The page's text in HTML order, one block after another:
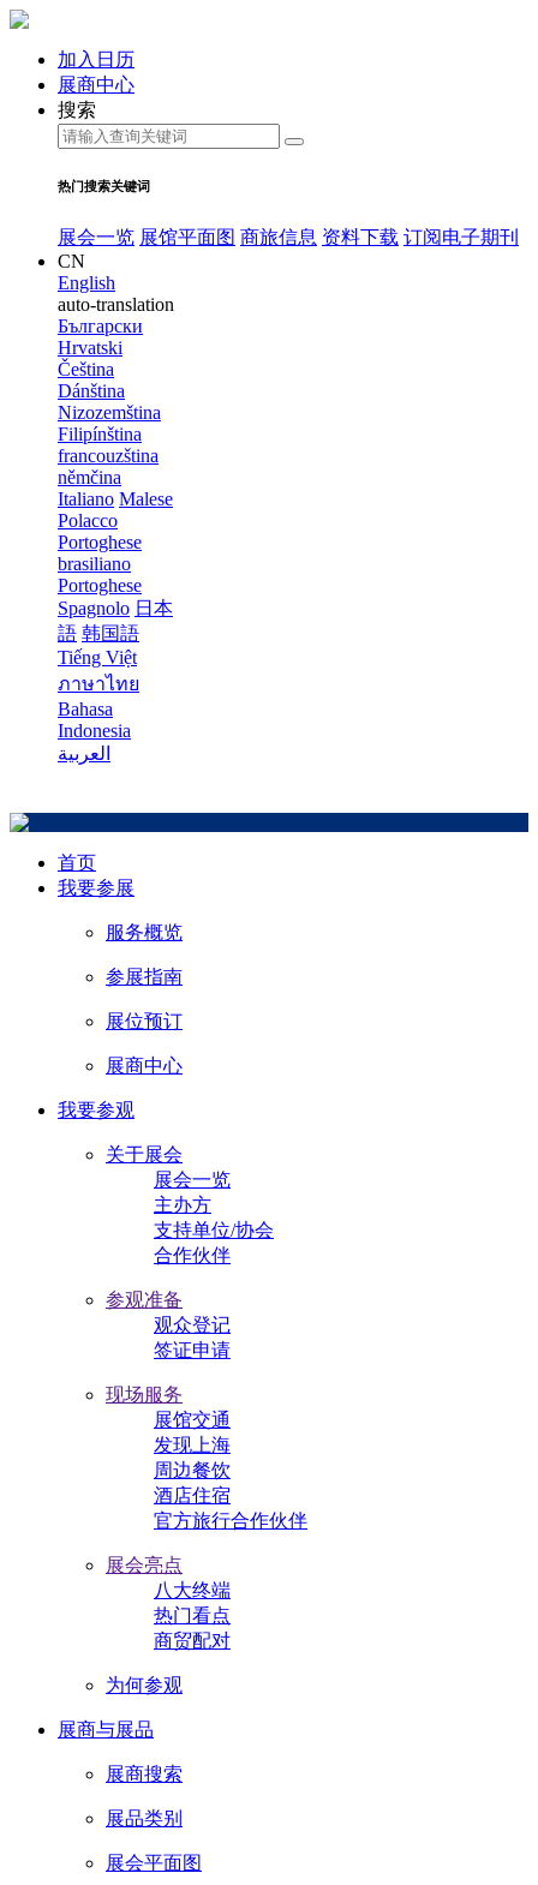
加入日历
展商中心
搜索
热门搜索关键词
展会一览 展馆平面图 商旅信息 资料下载 订阅电子期刊
CN
English
auto-translation
Български
Hrvatski
Čeština
Dánština
Nizozemština
Filipínština
francouzština
němčina
Italiano Malese
Polacco
Portoghese
brasiliano
Portoghese
Spagnolo 日本
語 韩国語
Tiếng Việt
ภาษาไทย
Bahasa
Indonesia
العربية
首页
我要参展
服务概览
参展指南
展位预订
展商中心
我要参观
关于展会
展会一览
主办方
支持单位/协会
合作伙伴
参观准备
观众登记
签证申请
现场服务
展馆交通
发现上海
周边餐饮
酒店住宿
官方旅行合作伙伴
展会亮点
八大终端
热门看点
商贸配对
为何参观
展商与展品
展商搜索
展品类别
展会平面图